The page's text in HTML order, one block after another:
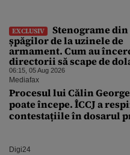
EXCLUSIV
Stenograme
șpăgilor de la uzinele de
armament. Cum au
directorii să scape de
primiți mită: „Din 30.000
nimerit ăia ai mei și ai tăi”
06:15, 05 Aug 2026
Mediafax
Procesul lui Călin
poate începe. ÎCCJ a
contestațiile în dosarul
Digi24